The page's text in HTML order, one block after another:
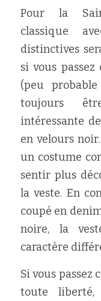
Pour la
classique
distinctives
si vous
(peu
toujours
intéressante
en velours
un costume
sentir plus
la veste. En
coupé en
noire, la
caractère
Si vous passez
toute liberté,